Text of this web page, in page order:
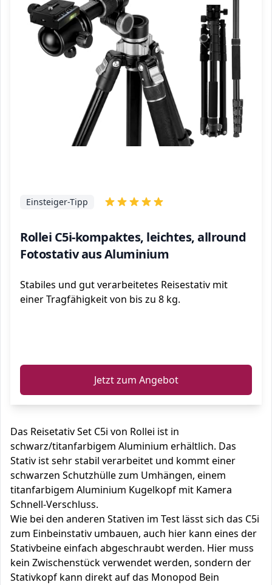
Rollei C5i-kompaktes, leichtes, allround
Fotostativ aus Aluminium
Einsteiger-Tipp
Stabiles und gut verarbeitetes Reisestativ mit
einer Tragfähigkeit von bis zu 8 kg.
Jetzt zum Angebot
Das Reisetativ Set C5i von Rollei ist in
schwarz/titanfarbigem Aluminium erhältlich. Das
Stativ ist sehr stabil verarbeitet und kommt einer
schwarzen Schutzhülle zum Umhängen, einem
titanfarbigem Aluminium Kugelkopf mit Kamera
Schnell-Verschluss.
Wie bei den anderen Stativen im Test lässt sich das C5i
zum Einbeinstativ umbauen, auch hier kann eines der
Stativbeine einfach abgeschraubt werden. Hier muss
kein Zwischenstück verwendet werden, sondern der
Stativkopf kann direkt auf das Monopod Bein